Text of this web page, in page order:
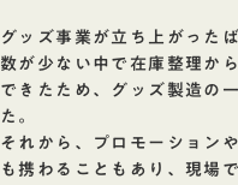
グッズ事業が立ち上がった
数が少ない中で在庫整理か
できたため、グッズ製造の
た。
それから、プロモーション
も携わることもあり、現場